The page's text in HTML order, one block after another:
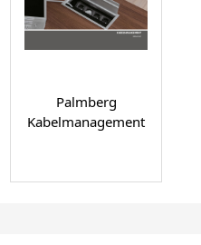
Palmberg
Kabelmanagement